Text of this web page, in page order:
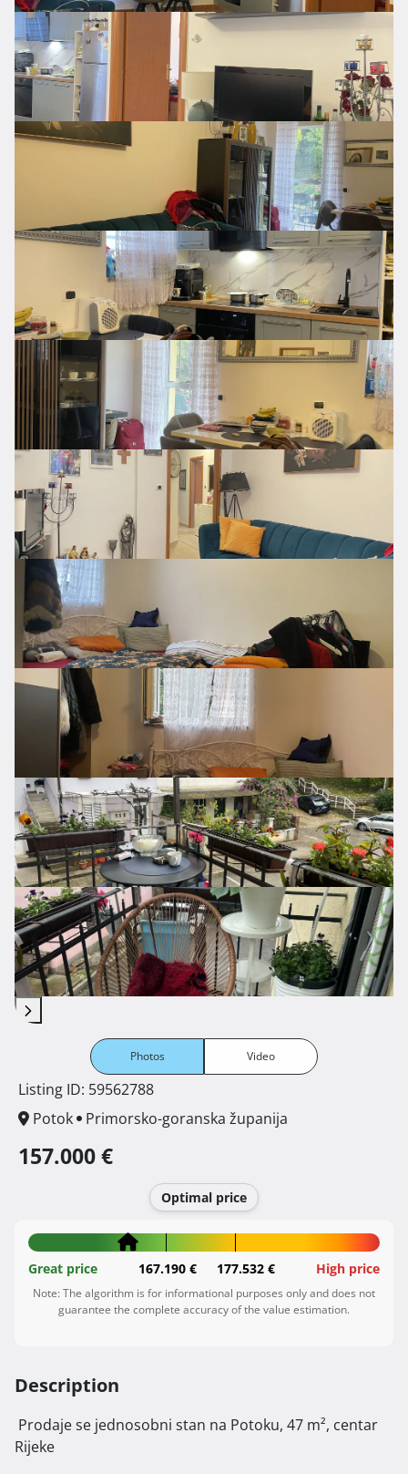
Photos Video
Listing ID: 59562788
Potok
Primorsko-goranska županija
157.000 €
Optimal price
Great price 167.190 € 177.532 € High price
Note: The algorithm is for informational purposes only and does not
guarantee the complete accuracy of the value estimation.
Description
Rijeke